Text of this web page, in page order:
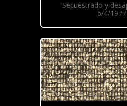
Secuestrado y
6/4/1977